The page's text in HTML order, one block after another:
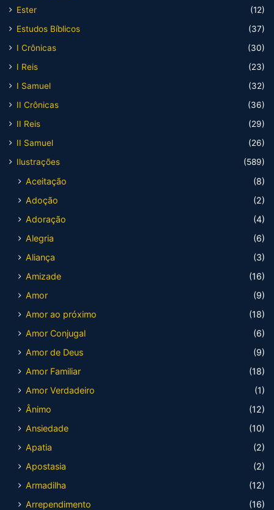
Ester
(12)
Estudos Bíblicos
(37)
I Crônicas
(30)
I Reis
(23)
I Samuel
(32)
II Crônicas
(36)
II Reis
(29)
II Samuel
(26)
Ilustrações
(589)
Aceitação
(8)
Adoção
(2)
Adoração
(4)
Alegria
(6)
Aliança
(3)
Amizade
(16)
Amor
(9)
Amor ao próximo
(18)
Amor Conjugal
(6)
Amor de Deus
(9)
Amor Familiar
(18)
Amor Verdadeiro
(1)
Ânimo
(12)
Ansiedade
(10)
Apatia
(2)
Apostasia
(2)
Armadilha
(12)
Arrependimento
(16)